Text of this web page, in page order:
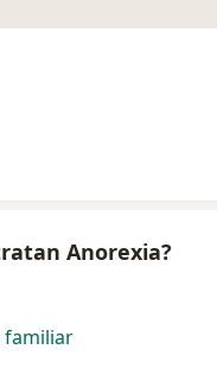
Anorexia?
familiar